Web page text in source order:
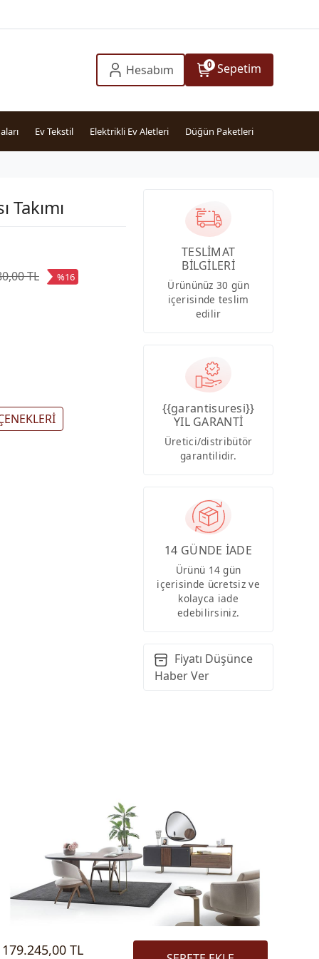
Hesabım 0 Sepetim
Ev Tekstil Elektrikli Ev Aletleri Düğün Paketleri
TL %16
TESLİMAT
BİLGİLERİ
Ürününüz 30 gün
içerisinde teslim
edilir
{{garantisuresi}}
YIL GARANTİ
Üretici/distribütör
garantilidir.
14 GÜNDE İADE
Ürünü 14 gün
içerisinde ücretsiz ve
kolayca iade
edebilirsiniz.
Fiyatı Düşünce
Haber Ver
179.245,00 TL